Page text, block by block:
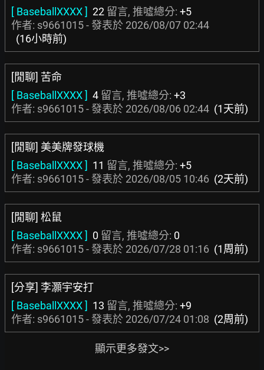
[ BaseballXXXX ] 22 留言, 推噓總分: +5
作者: s9661015 - 發表於 2026/08/07 02:44
(16小時前)
[閒聊] 苦命
[ BaseballXXXX ] 4 留言, 推噓總分: +3
作者: s9661015 - 發表於 2026/08/06 02:44 (1天前)
[閒聊] 美美牌發球機
[ BaseballXXXX ] 11 留言, 推噓總分: +5
作者: s9661015 - 發表於 2026/08/05 10:46 (2天前)
[閒聊] 松鼠
[ BaseballXXXX ] 0 留言, 推噓總分: 0
作者: s9661015 - 發表於 2026/07/28 01:16 (1周前)
[分享] 李灝宇安打
[ BaseballXXXX ] 13 留言, 推噓總分: +9
作者: s9661015 - 發表於 2026/07/24 01:08 (2周前)
顯示更多發文>>